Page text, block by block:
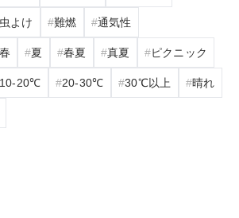
虫よけ 難燃 通気性
春 夏 春夏 真夏 ピクニック
10‐20℃ 20‐30℃ 30℃以上 晴れ